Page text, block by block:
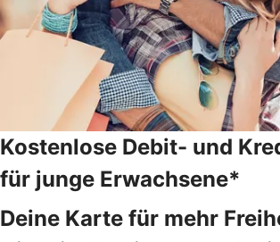
Kostenlose Debit- und
für junge Erwachsene*
Deine Karte für mehr